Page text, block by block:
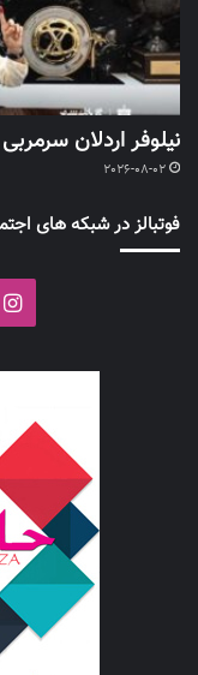
نیلوفر اردلان
2026-08-02
فوتبالز در شبکه های